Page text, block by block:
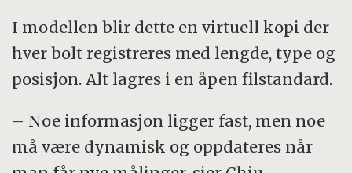
I modellen blir dette en virtuell kopi der
hver bolt registreres med lengde, type og
posisjon. Alt lagres i en åpen filstandard.
– Noe informasjon ligger fast, men noe
må være dynamisk og oppdateres når